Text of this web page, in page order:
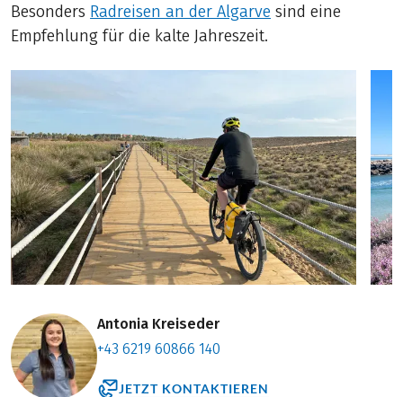
Besonders Radreisen an der Algarve sind eine
Empfehlung für die kalte Jahreszeit.
Antonia Kreiseder
+43 6219 60866 140
JETZT KONTAKTIEREN